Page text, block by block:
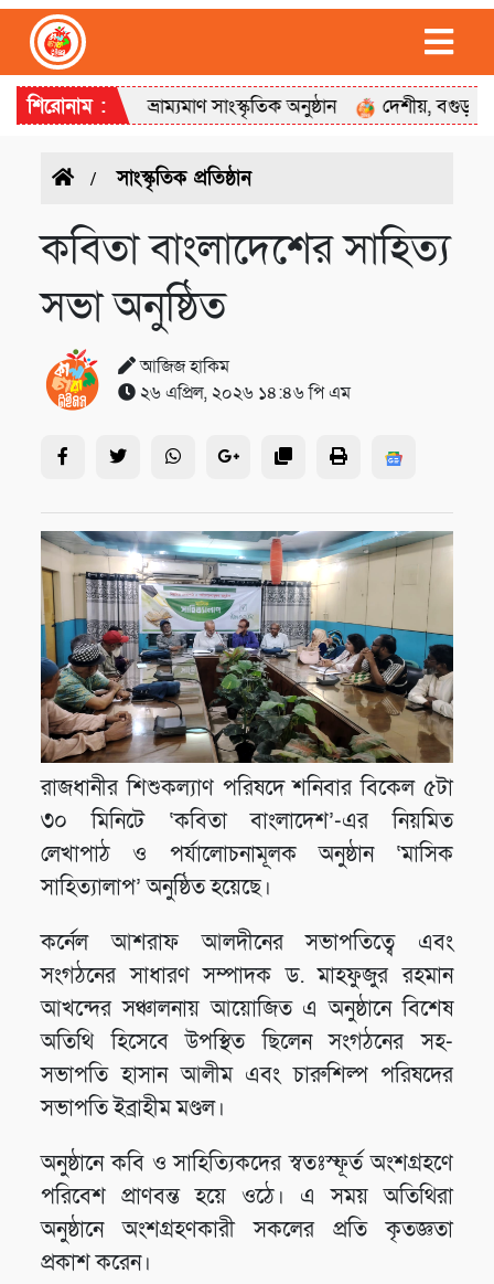
শিরোনাম :
শিরোনামে ভ্রাম্যমাণ সাংস্কৃতিক অনুষ্ঠান দেশীয়, বগুড়া মহানগর
সাংস্কৃতিক প্রতিষ্ঠান
কবিতা বাংলাদেশের সাহিত্য
সভা অনুষ্ঠিত
আজিজ হাকিম
২৬ এপ্রিল, ২০২৬ ১৪:৪৬ পি এম
রাজধানীর শিশুকল্যাণ পরিষদে শনিবার বিকেল ৫টা
৩০ মিনিটে ‘কবিতা বাংলাদেশ’-এর নিয়মিত
লেখাপাঠ ও পর্যালোচনামূলক অনুষ্ঠান ‘মাসিক
সাহিত্যালাপ’ অনুষ্ঠিত হয়েছে।
কর্নেল আশরাফ আলদীনের সভাপতিত্বে এবং
সংগঠনের সাধারণ সম্পাদক ড. মাহফুজুর রহমান
আখন্দের সঞ্চালনায় আয়োজিত এ অনুষ্ঠানে বিশেষ
অতিথি হিসেবে উপস্থিত ছিলেন সংগঠনের সহ-
সভাপতি হাসান আলীম এবং চারুশিল্প পরিষদের
সভাপতি ইব্রাহীম মণ্ডল।
অনুষ্ঠানে কবি ও সাহিত্যিকদের স্বতঃস্ফূর্ত অংশগ্রহণে
পরিবেশ প্রাণবন্ত হয়ে ওঠে। এ সময় অতিথিরা
অনুষ্ঠানে অংশগ্রহণকারী সকলের প্রতি কৃতজ্ঞতা
প্রকাশ করেন।